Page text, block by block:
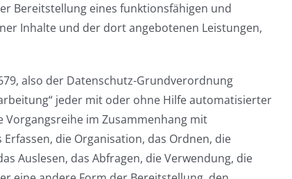
Bereitstellung eines funktionsfähigen und
Inhalte und der dort angebotenen Leistungen,
also der Datenschutz-Grundverordnung
jeder mit oder ohne Hilfe automatisierter
im Zusammenhang mit
die Organisation, das Ordnen, die
Auslesen, das Abfragen, die Verwendung, die